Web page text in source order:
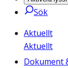
Sök
Aktuellt
Aktuellt
Dokument